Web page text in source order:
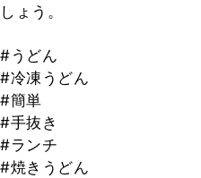
しょう。
#うどん
#冷凍うどん
#簡単
#手抜き
#ランチ
#焼きうどん